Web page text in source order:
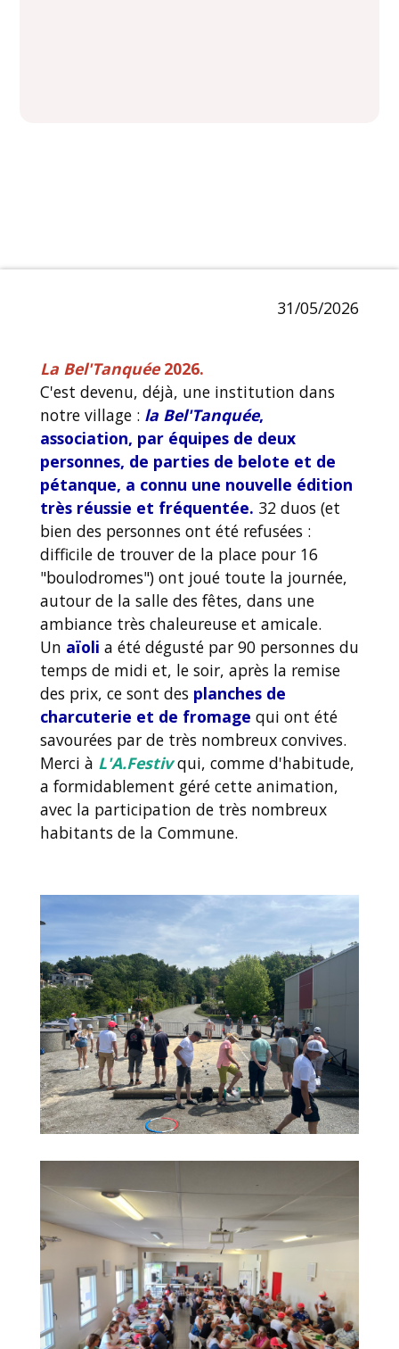
31/05/2026
La Bel'Tanquée2026.
C'est devenu, déjà, une institution dans
notre village : la Bel'Tanquée,
association, par équipes de deux
personnes, de parties de belote et de
pétanque, a connu une nouvelle édition
très réussie et fréquentée. 32 duos (et
bien des personnes ont été refusées :
difficile de trouver de la place pour 16
"boulodromes") ont joué toute la journée,
autour de la salle des fêtes, dans une
ambiance très chaleureuse et amicale.
Un aïoli a été dégusté par 90 personnes du
temps de midi et, le soir, après la remise
des prix, ce sont des planches de
charcuterie et de fromage qui ont été
savourées par de très nombreux convives.
Merci à L'A.Festivqui, comme d'habitude,
a formidablement géré cette animation,
avec la participation de très nombreux
habitants de la Commune.